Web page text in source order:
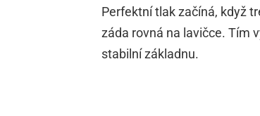
Perfektní tlak začíná, když
záda rovná na lavičce. Tím
stabilní základnu.